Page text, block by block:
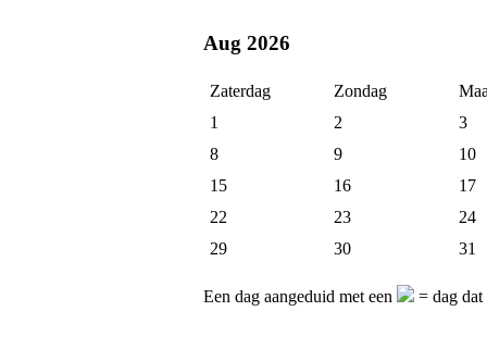
Aug 2026
Zaterdag Zondag
1
2
3
8
9
10
15
16
17
22
23
24
29
30 31
Een dag aangeduid met een = dag